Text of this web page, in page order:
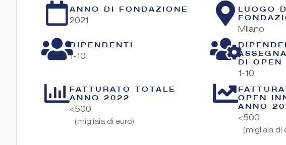
ANNO DI FONDAZIONE
2021
LUOGO
Milano
DIPENDENTI
1-10
DI OPEN
1-10
FATTURATO TOTALE
ANNO 2022
<500
(migliaia di euro)
OPEN
ANNO
<500
(migliaia di